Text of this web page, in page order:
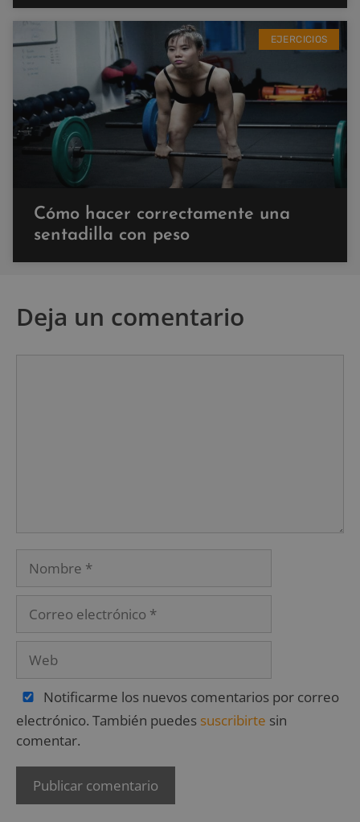
EJERCICIOS
Cómo hacer correctamente una
sentadilla con peso
Deja un comentario
Notificarme los nuevos comentarios por correo
electrónico. También puedes suscribirte sin
comentar.